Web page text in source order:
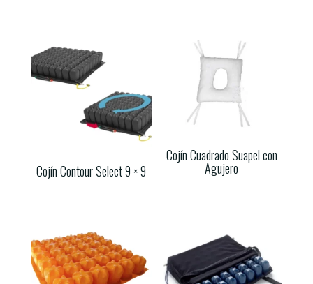
Cojín Contour Select 9 × 9
Cojín Cuadrado Suapel con
Agujero